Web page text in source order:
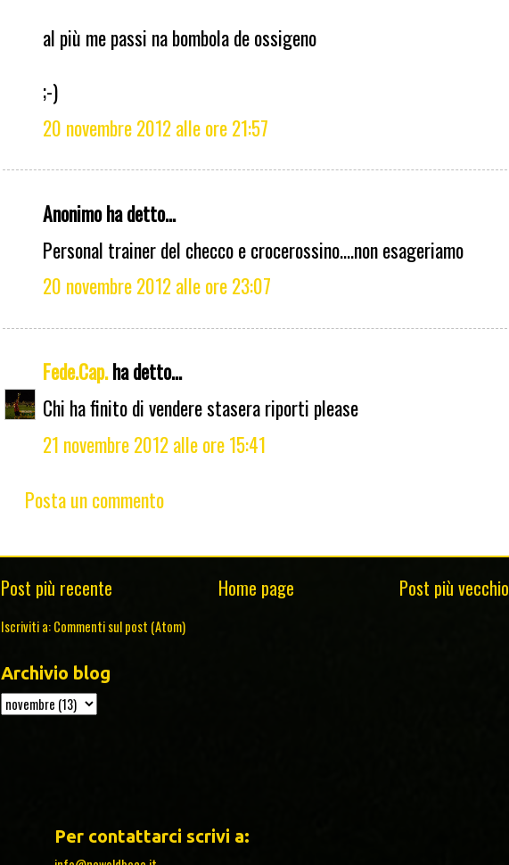
al più me passi na bombola de ossigeno
;-)
20 novembre 2012 alle ore 21:57
Anonimo ha detto...
Personal trainer del checco e crocerossino....non esageriamo
20 novembre 2012 alle ore 23:07
Fede.Cap.ha detto...
Chi ha finito di vendere stasera riporti please
21 novembre 2012 alle ore 15:41
Posta un commento
Post più recente Post più vecchio
Home page
Iscriviti a:Commenti sul post (Atom)
Archivio blog
Per contattarci scrivi a: